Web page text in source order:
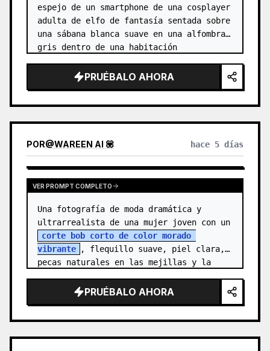
espejo de un smartphone de una cosplayer
adulta de elfo de fantasía sentada sobre
una sábana blanca suave en una alfombra
gris dentro de una habitación
{argument name="character n…
PRUÉBALO AHORA
POR@WAREEN AI 💟 hace 5 días
VER PROMPT COMPLETO
Una fotografía de moda dramática y
corte bob corto de color morado
vibrante
, flequillo suave, piel clara,
pecas naturales en las mejillas y la
PRUÉBALO AHORA